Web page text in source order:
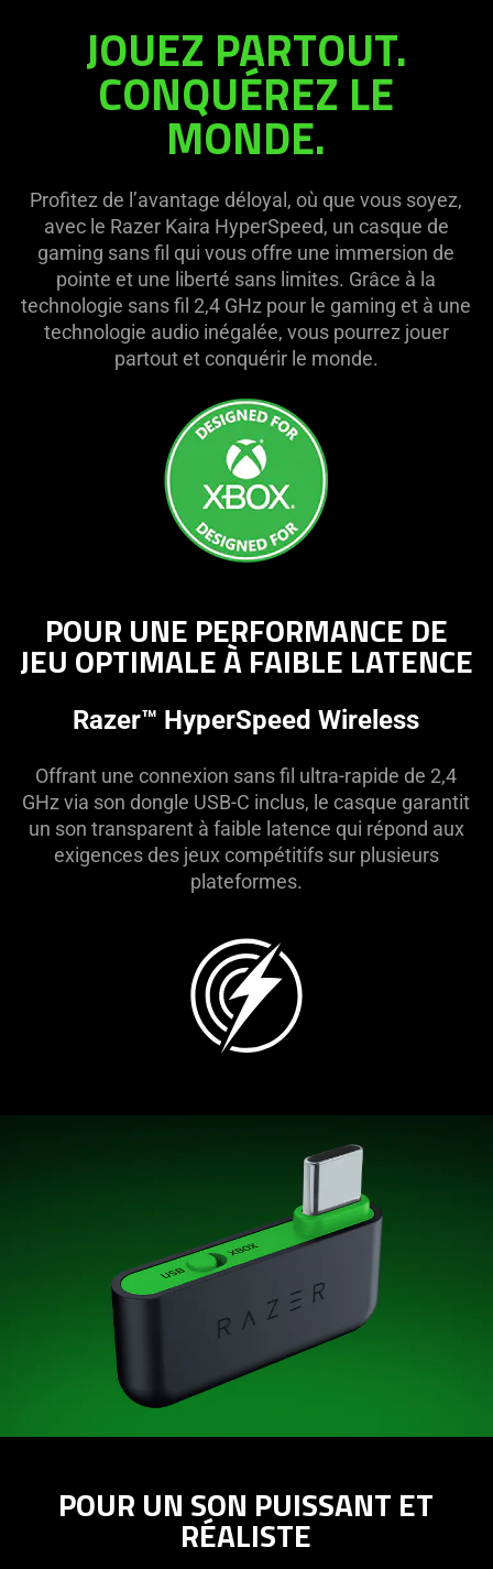
HyperSpeed
JOUEZ PARTOUT.
CONQUÉREZ LE
MONDE.
Profitez de l’avantage déloyal, où que vous soyez,
avec le Razer Kaira HyperSpeed, un casque de
gaming sans fil qui vous offre une immersion de
pointe et une liberté sans limites. Grâce à la
technologie sans fil 2,4 GHz pour le gaming et à une
technologie audio inégalée, vous pourrez jouer
partout et conquérir le monde.
POUR UNE PERFORMANCE DE
JEU OPTIMALE À FAIBLE LATENCE
Razer™ HyperSpeed Wireless
Offrant une connexion sans fil ultra-rapide de 2,4
GHz via son dongle USB-C inclus, le casque garantit
un son transparent à faible latence qui répond aux
exigences des jeux compétitifs sur plusieurs
plateformes.
POUR UN SON PUISSANT ET
RÉALISTE